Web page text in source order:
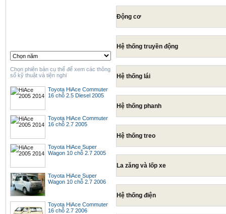
Chọn phiên bản cụ thể để xem các thông
số kỹ thuật và tiện nghi
Toyota HiAce Commuter
16 chỗ 2.5 Diesel 2005
Toyota HiAce Commuter
16 chỗ 2.7 2005
Toyota HiAce Super
Wagon 10 chỗ 2.7 2005
Toyota HiAce Super
Wagon 10 chỗ 2.7 2006
Toyota HiAce Commuter
16 chỗ 2.7 2006
Động cơ
Hệ thống truyền động
Hệ thống lái
Hệ thống phanh
Hệ thống treo
La zăng và lốp xe
Hệ thống điện